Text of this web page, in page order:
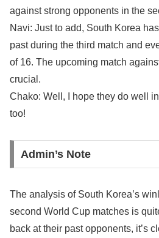
against strong opponents in the
Navi: Just to add, South Korea
past during the third match and
of 16. The upcoming match
crucial.
Chako: Well, I hope they do well
too!
Admin’s Note
The analysis of South Korea’s
second World Cup matches is
back at their past opponents, it’s